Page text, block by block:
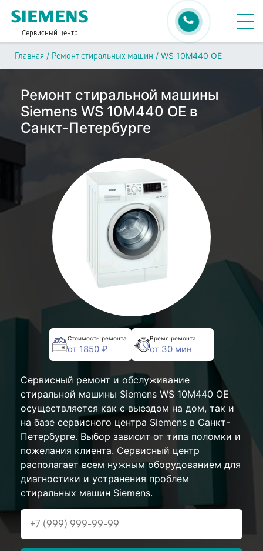
Сервисный центр
Главная / Ремонт стиральных машин / WS 10M440 OE
Ремонт стиральной машины
Siemens WS 10M440 OE в
Санкт-Петербурге
Стоимость ремонта
от 1850 ₽
Время ремонта
от 30 мин
Сервисный ремонт и обслуживание
стиральной машины Siemens WS 10M440 OE
осуществляется как с выездом на дом, так и
на базе сервисного центра Siemens в Санкт-
Петербурге. Выбор зависит от типа поломки и
пожелания клиента. Сервисный центр
располагает всем нужным оборудованием для
диагностики и устранения проблем
стиральных машин Siemens.